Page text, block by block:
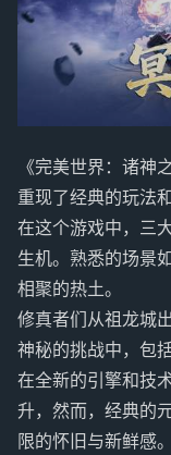
《完美世界：诸神
重现了经典的玩法
在这个游戏中，三
生机。熟悉的场景
相聚的热土。
修真者们从祖龙城
神秘的挑战中，包
在全新的引擎和技
升，然而，经典的
限的怀旧与新鲜感。